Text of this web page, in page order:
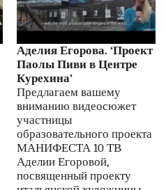
Аделия Егорова. ‘Проект
Паолы Пиви в Центре
Курехина’
Предлагаем вашему
вниманию видеосюжет
участницы
образовательного проекта
МАНИФЕСТА 10 ТВ
Аделии Егоровой,
посвященный проекту